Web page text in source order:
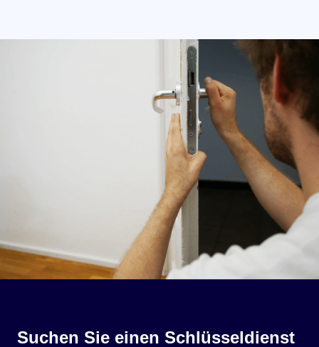
Suchen Sie einen Schlüsseldienst